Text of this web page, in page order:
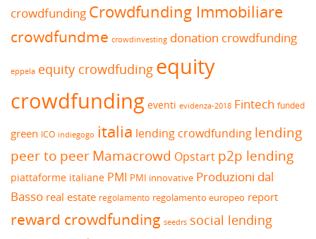
crowdfunding Crowdfunding Immobiliare
crowdfundme crowdinvesting donation crowdfunding
eppela equity crowdfuding equity
crowdfunding eventi evidenza-2018 Fintech funded
green ICO indiegogo italia lending crowdfunding lending
peer to peerMamacrowd Opstart p2p lending
piattaforme italiane PMI PMI innovative Produzioni dal
Basso real estate regolamento regolamento europeo report
reward crowdfunding seedrs social lending